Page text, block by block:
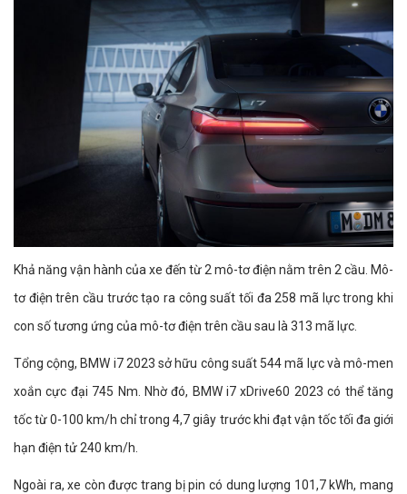
Khả năng vận hành của xe đến từ 2 mô-tơ điện nằm trên 2 cầu. Mô-
tơ điện trên cầu trước tạo ra công suất tối đa 258 mã lực trong khi
con số tương ứng của mô-tơ điện trên cầu sau là 313 mã lực.
Tổng cộng, BMW i7 2023 sở hữu công suất 544 mã lực và mô-men
xoắn cực đại 745 Nm. Nhờ đó, BMW i7 xDrive60 2023 có thể tăng
tốc từ 0-100 km/h chỉ trong 4,7 giây trước khi đạt vận tốc tối đa giới
hạn điện tử 240 km/h.
Ngoài ra, xe còn được trang bị pin có dung lượng 101,7 kWh, mang